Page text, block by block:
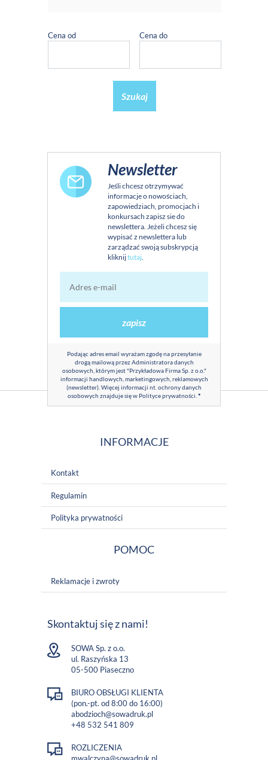
Cena od Cena do
Szukaj
Newsletter
Jeśli chcesz otrzymywać
informacje o nowościach,
zapowiedziach, promocjach i
konkursach zapisz sie do
newslettera. Jeżeli chcesz się
wypisać z newslettera lub
zarządzać swoją subskrypcją
kliknijtutaj.
zapisz
Podając adres email wyrażam zgodę na przesyłanie
drogą mailową przez Administratora danych
osobowych, którym jest "Przykładowa Firma Sp. z o.o."
informacji handlowych, marketingowych, reklamowych
(newsletter). Więcej informacji nt. ochrony danych
osobowych znajduje się w Polityce prywatności *
INFORMACJE
Kontakt
Regulamin
Polityka prywatności
POMOC
Reklamacje i zwroty
Skontaktuj się z nami!
SOWA Sp. z o.o.
ul. Raszyńska 13
05-500 Piaseczno
BIURO OBSŁUGI KLIENTA
(pon.-pt. od 8:00 do 16:00)
abodzioch@sowadruk.pl
+48 532 541 809
ROZLICZENIA